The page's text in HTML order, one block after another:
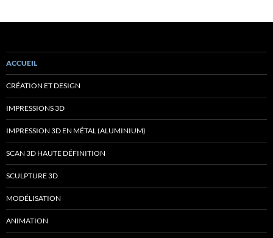
ACCUEIL
CRÉATION ET DESIGN
IMPRESSIONS 3D
IMPRESSION 3D EN MÉTAL (ALUMINIUM)
SCAN 3D HAUTE DÉFINITION
SCULPTURE 3D
MODÉLISATION
ANIMATION